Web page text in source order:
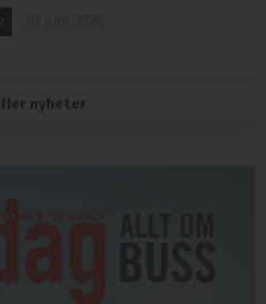
fler nyheter